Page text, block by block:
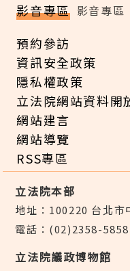
影音專區 影音專區
預約參訪
資訊安全政策
隱私權政策
立法院網站資料開
網站建言
網站導覽
RSS專區
立法院本部
地址：100220 台北市
電話：(02)2358-5858
立法院議政博物館